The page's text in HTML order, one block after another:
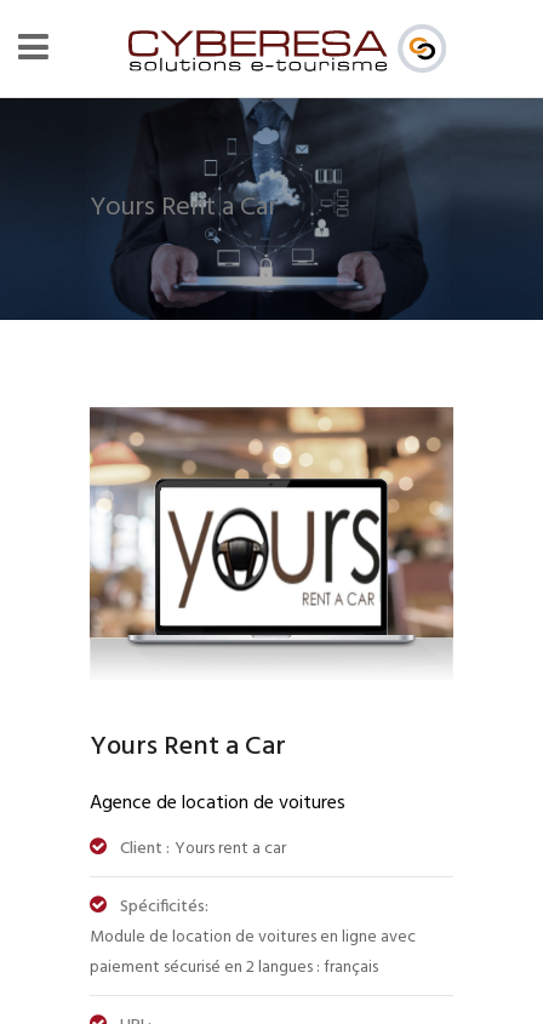
Yours Rent a Car
Yours Rent a Car
Agence de location de voitures
Client : Yours rent a car
Spécificités:
Module de location de voitures en ligne avec
paiement sécurisé en 2 langues : français